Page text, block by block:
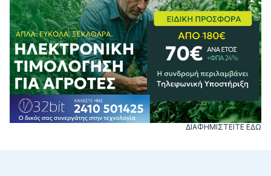
ΔΙΑΦΗΜΙΣΤΕΙΤΕ ΕΔΩ